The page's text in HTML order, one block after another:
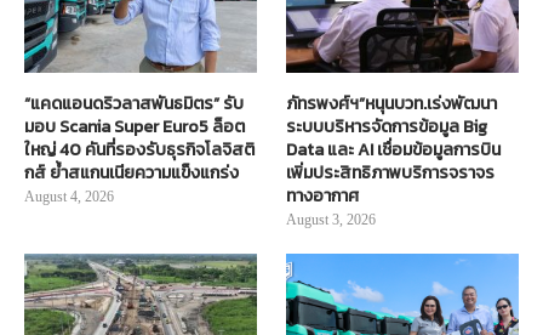
“แคดแอนดริวลาสพันธมิตร” รับ
มอบ Scania Super Euro5 ล็อต
ใหญ่ 40 คันที่รองรับธุรกิจโลจิสติ
กส์ ย้ำสแกนเนียความแข็งแกร่ง
August 4, 2026
ภัทรพงศ์ฯ”หนุนบวท.เร่งพัฒนา
ระบบบริหารจัดการข้อมูล Big
Data และ AI เชื่อมข้อมูลการบิน
เพิ่มประสิทธิภาพบริการจราจร
ทางอากาศ
August 3, 2026